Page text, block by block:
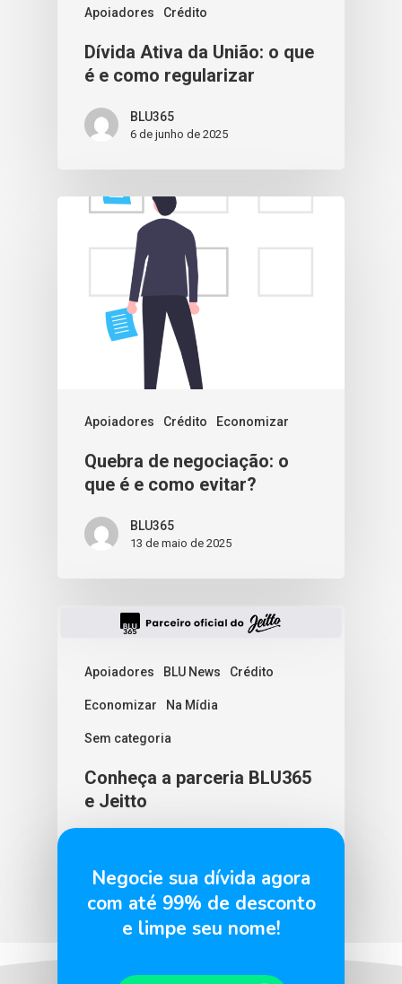
Apoiadores Crédito
Dívida Ativa da União: o que
é e como regularizar
BLU365
6 de junho de 2025
Apoiadores Crédito Economizar
Quebra de negociação: o
que é e como evitar?
BLU365
13 de maio de 2025
Apoiadores BLU News Crédito
Economizar Na Mídia
Sem categoria
Conheça a parceria BLU365
e Jeitto
Negocie sua dívida agora
com até 99% de desconto
e limpe seu nome!